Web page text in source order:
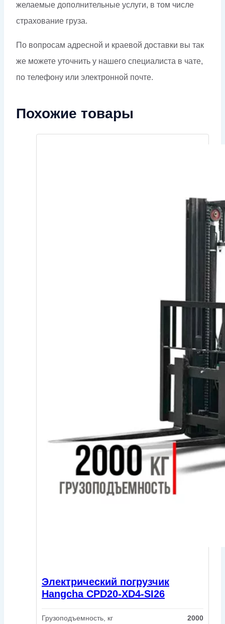
желаемые дополнительные услуги, в том числе
страхование груза.
По вопросам адресной и краевой доставки вы так
же можете уточнить у нашего специалиста в чате,
по телефону или электронной почте.
Похожие товары
Электрический погрузчик
Hangcha CPD20-XD4-SI26
Грузоподъемность, кг 2000